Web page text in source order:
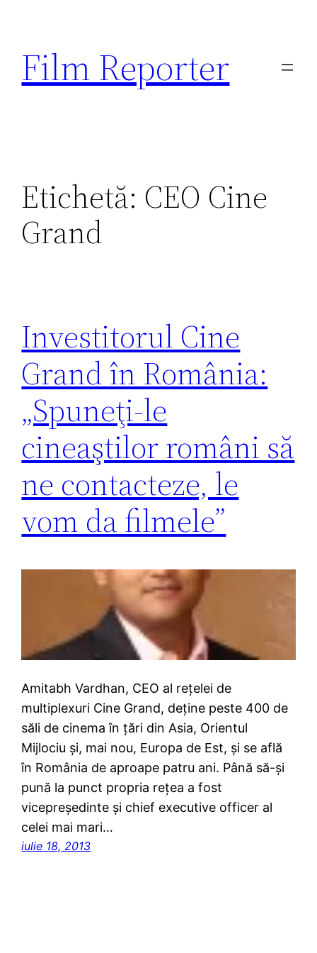
conținut
Film Reporter
Etichetă: CEO Cine
Grand
Investitorul Cine
Grand în România:
„Spuneţi-le
cineaştilor români să
ne contacteze, le
vom da filmele”
Amitabh Vardhan, CEO al reţelei de
multiplexuri Cine Grand, deţine peste 400 de
săli de cinema în ţări din Asia, Orientul
Mijlociu şi, mai nou, Europa de Est, şi se află
în România de aproape patru ani. Până să-şi
pună la punct propria reţea a fost
vicepreşedinte şi chief executive officer al
celei mai mari…
iulie 18, 2013